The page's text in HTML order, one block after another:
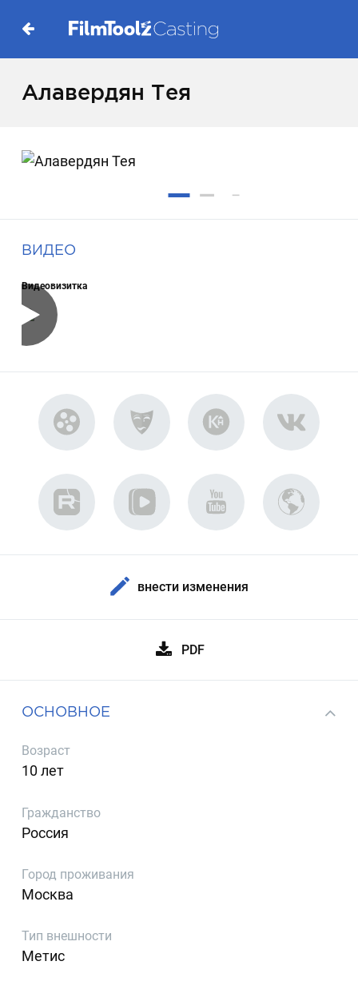
Алавердян Тея
ВИДЕО
Видеовизитка
внести изменения
PDF
ОСНОВНОЕ
Возраст
10 лет
Гражданство
Россия
Город проживания
Москва
Тип внешности
Метис